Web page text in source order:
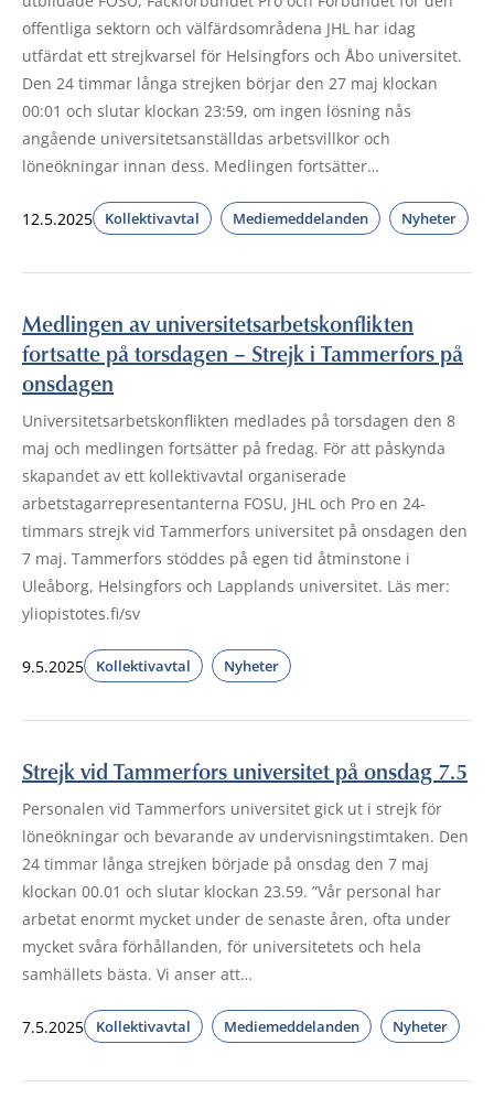
offentliga sektorn och välfärdsområdena JHL har idag
utfärdat ett strejkvarsel för Helsingfors och Åbo universitet.
Den 24 timmar långa strejken börjar den 27 maj klockan
00:01 och slutar klockan 23:59, om ingen lösning nås
angående universitetsanställdas arbetsvillkor och
löneökningar innan dess. Medlingen fortsätter…
12.5.2025 Kollektivavtal Mediemeddelanden Nyheter
Medlingen av universitetsarbetskonflikten
fortsatte på torsdagen – Strejk i Tammerfors på
onsdagen
Universitetsarbetskonflikten medlades på torsdagen den 8
maj och medlingen fortsätter på fredag. För att påskynda
skapandet av ett kollektivavtal organiserade
arbetstagarrepresentanterna FOSU, JHL och Pro en 24-
timmars strejk vid Tammerfors universitet på onsdagen den
7 maj. Tammerfors stöddes på egen tid åtminstone i
Uleåborg, Helsingfors och Lapplands universitet. Läs mer:
yliopistotes.fi/sv
9.5.2025 Kollektivavtal Nyheter
Strejk vid Tammerfors universitet på onsdag 7.5
Personalen vid Tammerfors universitet gick ut i strejk för
löneökningar och bevarande av undervisningstimtaken. Den
24 timmar långa strejken började på onsdag den 7 maj
klockan 00.01 och slutar klockan 23.59. ”Vår personal har
arbetat enormt mycket under de senaste åren, ofta under
mycket svåra förhållanden, för universitetets och hela
samhällets bästa. Vi anser att…
7.5.2025 Kollektivavtal Mediemeddelanden Nyheter